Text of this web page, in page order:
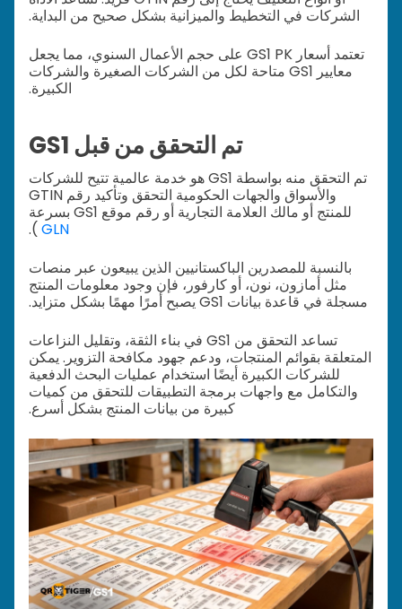
الشركات في التخطيط والميزانية بشكل صحيح من البداية.
تعتمد أسعار GS1 PK على حجم الأعمال السنوي، مما يجعل
معايير GS1 متاحة لكل من الشركات الصغيرة والشركات
الكبيرة.
تم التحقق من قبل GS1
تم التحقق منه بواسطة GS1 هو خدمة عالمية تتيح للشركات
والأسواق والجهات الحكومية التحقق وتأكيد رقم GTIN
للمنتج أو مالك العلامة التجارية أو رقم موقع GS1 بسرعة
GLN
).
بالنسبة للمصدرين الباكستانيين الذين يبيعون عبر منصات
مثل أمازون، نون، أو كارفور، فإن وجود معلومات المنتج
مسجلة في قاعدة بيانات GS1 يصبح أمرًا مهمًا بشكل متزايد.
تساعد التحقق من GS1 في بناء الثقة، وتقليل النزاعات
المتعلقة بقوائم المنتجات، ودعم جهود مكافحة التزوير. يمكن
للشركات الكبيرة أيضًا استخدام عمليات البحث الدفعية
والتكامل مع واجهات برمجة التطبيقات للتحقق من كميات
كبيرة من بيانات المنتج بشكل أسرع.